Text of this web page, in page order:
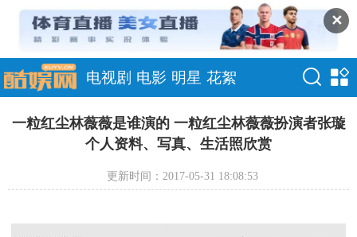
✕
电视剧 电影 明星 花絮
一粒红尘林薇薇是谁演的 一粒红尘林薇薇扮演者张璇
个人资料、写真、生活照欣赏
更新时间：2017-05-31 18:08:53